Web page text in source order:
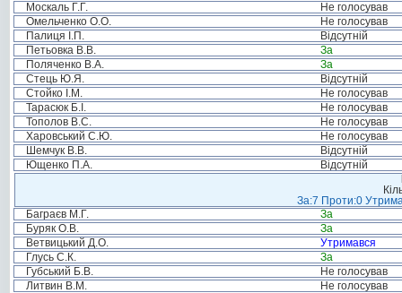
Москаль Г.Г.
Не голосував
Омельченко О.О.
Не голосував
Палиця І.П.
Відсутній
Петьовка В.В.
За
Поляченко В.А.
За
Стець Ю.Я.
Відсутній
Стойко І.М.
Не голосував
Тарасюк Б.І.
Не голосував
Тополов В.С.
Не голосував
Харовський С.Ю.
Не голосував
Шемчук В.В.
Відсутній
Ющенко П.А.
Відсутній
За:7 Проти:0
Баграєв М.Г.
За
Буряк О.В.
За
Ветвицький Д.О.
Утримався
Глусь С.К.
За
Губський Б.В.
Не голосував
Литвин В.М.
Не голосував